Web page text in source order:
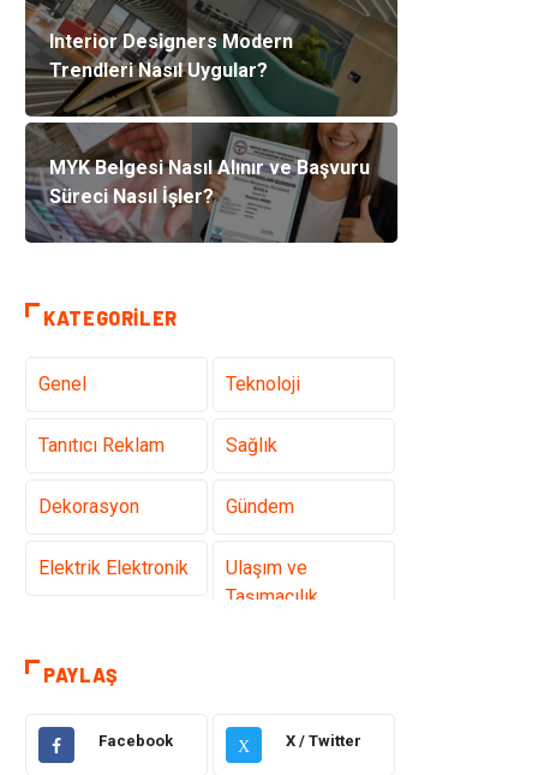
Interior Designers Modern
Trendleri Nasıl Uygular?
MYK Belgesi Nasıl Alınır ve Başvuru
Süreci Nasıl İşler?
KATEGORILER
Genel Teknoloji
Tanıtıcı Reklam Sağlık
Dekorasyon Gündem
Elektrik Elektronik
Ulaşım ve
Taşımacılık
Gıda
PAYLAŞ
Facebook X X / Twitter